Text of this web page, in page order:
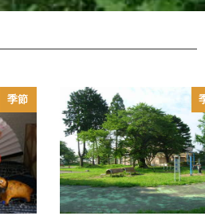
季節